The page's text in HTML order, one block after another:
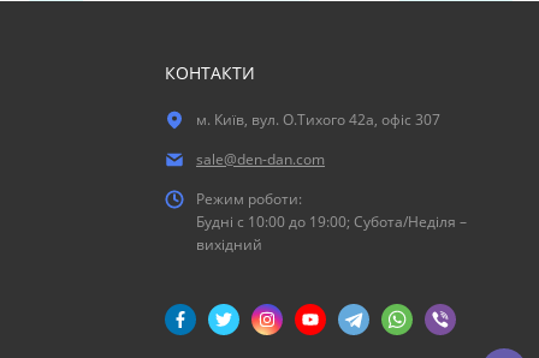
КОНТАКТИ
м. Київ, вул. О.Тихого 42а, офіс 307
sale@den-dan.com
Режим роботи:
Будні c 10:00 до 19:00; Субота/Неділя –
вихідний